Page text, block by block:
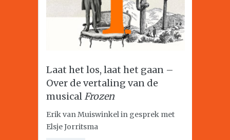
Laat het los, laat het gaan –
Over de vertaling van de
musical Frozen
Erik van Muiswinkel in gesprek met
Elsje Jorritsma